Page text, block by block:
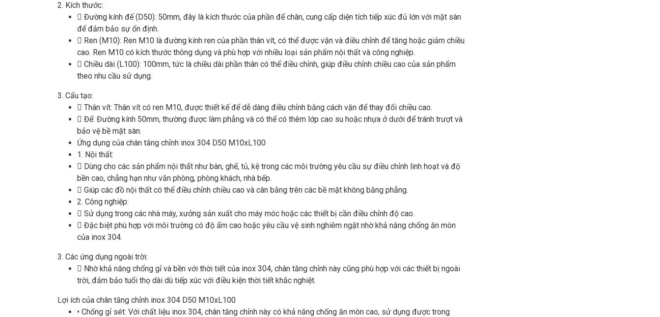
2. Kích thước:
 Đường kính đế (D50): 50mm, đây là kích thước của phần đế chân, cung cấp diện tích tiếp xúc đủ lớn với mặt sàn
để đảm bảo sự ổn định.
 Ren (M10): Ren M10 là đường kính ren của phần thân vít, có thể được vặn và điều chỉnh để tăng hoặc giảm chiều
cao. Ren M10 có kích thước thông dụng và phù hợp với nhiều loại sản phẩm nội thất và công nghiệp.
 Chiều dài (L100): 100mm, tức là chiều dài phần thân có thể điều chỉnh, giúp điều chỉnh chiều cao của sản phẩm
theo nhu cầu sử dụng.
3. Cấu tạo:
 Thân vít: Thân vít có ren M10, được thiết kế để dễ dàng điều chỉnh bằng cách vặn để thay đổi chiều cao.
 Đế: Đường kính 50mm, thường được làm phẳng và có thể có thêm lớp cao su hoặc nhựa ở dưới để tránh trượt và
bảo vệ bề mặt sàn.
Ứng dụng của chân tăng chỉnh inox 304 D50 M10xL100
1. Nội thất:
 Dùng cho các sản phẩm nội thất như bàn, ghế, tủ, kệ trong các môi trường yêu cầu sự điều chỉnh linh hoạt và độ
bền cao, chẳng hạn như văn phòng, phòng khách, nhà bếp.
 Giúp các đồ nội thất có thể điều chỉnh chiều cao và cân bằng trên các bề mặt không bằng phẳng.
2. Công nghiệp:
 Sử dụng trong các nhà máy, xưởng sản xuất cho máy móc hoặc các thiết bị cần điều chỉnh độ cao.
 Đặc biệt phù hợp với môi trường có độ ẩm cao hoặc yêu cầu vệ sinh nghiêm ngặt nhờ khả năng chống ăn mòn
của inox 304.
3. Các ứng dụng ngoài trời:
 Nhờ khả năng chống gỉ và bền với thời tiết của inox 304, chân tăng chỉnh này cũng phù hợp với các thiết bị ngoài
trời, đảm bảo tuổi thọ dài dù tiếp xúc với điều kiện thời tiết khắc nghiệt.
Lợi ích của chân tăng chỉnh inox 304 D50 M10xL100
• Chống gỉ sét: Với chất liệu inox 304, chân tăng chỉnh này có khả năng chống ăn mòn cao, sử dụng được trong